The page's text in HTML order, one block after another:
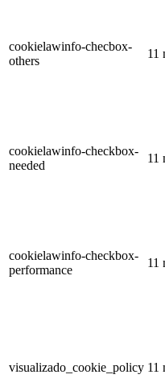
cookielawinfo-checbox-
others
11
cookielawinfo-checkbox-
needed
11
cookielawinfo-checkbox-
performance
11
visualizado_cookie_policy 11